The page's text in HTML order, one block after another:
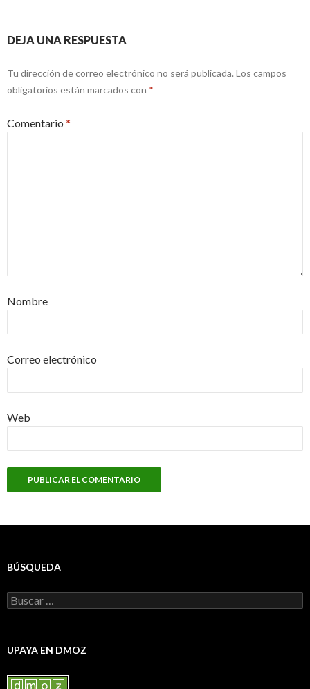
DEJA UNA RESPUESTA
Tu dirección de correo electrónico no será publicada. Los campos
obligatorios están marcados con *
Comentario *
Nombre
Correo electrónico
Web
BÚSQUEDA
Buscar:
UPAYA EN DMOZ